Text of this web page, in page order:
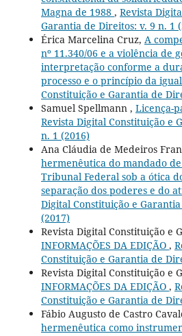
Magna de 1988 , Revista
Garantia de Direitos: v. 9 n. 1
Érica Marcelina Cruz, A
nº 11.340/06 e a violência de
interpretação conforme a
processo e o princípio da
Constituição e Garantia de
Samuel Spellmann , Licença-
Revista Digital Constituição e
n. 1 (2016)
Ana Cláudia de Medeiros
hermenêutica do mandado
Tribunal Federal sob a ótica
separação dos poderes e do
Digital Constituição e
(2017)
Revista Digital Constituição e
INFORMAÇÕES DA EDIÇÃO ,
Constituição e Garantia de
Revista Digital Constituição e
INFORMAÇÕES DA EDIÇÃO ,
Constituição e Garantia de
Fábio Augusto de Castro
hermenêutica como